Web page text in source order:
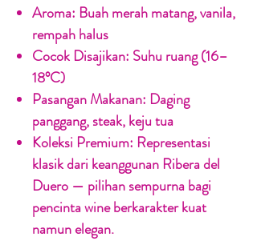
Aroma: Buah merah matang, vanila,
rempah halus
Cocok Disajikan: Suhu ruang (16–
18°C)
Pasangan Makanan: Daging
panggang, steak, keju tua
Koleksi Premium: Representasi
klasik dari keanggunan Ribera del
Duero — pilihan sempurna bagi
pencinta wine berkarakter kuat
namun elegan.